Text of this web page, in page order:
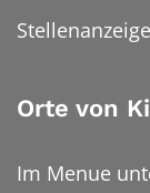
Orte von
Im Menue